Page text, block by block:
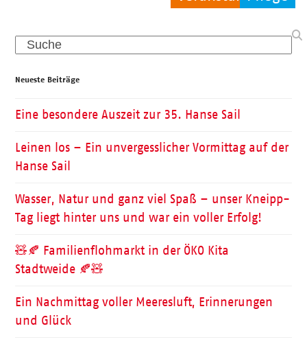
Search
Neueste Beiträge
Eine besondere Auszeit zur 35. Hanse Sail
Leinen los – Ein unvergesslicher Vormittag auf der
Hanse Sail
Wasser, Natur und ganz viel Spaß – unser Kneipp-
Tag liegt hinter uns und war ein voller Erfolg!
🧸🍂 Familienflohmarkt in der ÖKO Kita
Stadtweide 🍂🧸
Ein Nachmittag voller Meeresluft, Erinnerungen
und Glück